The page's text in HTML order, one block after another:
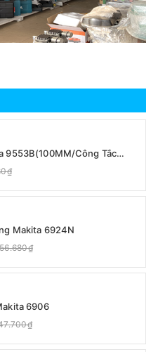
9553B(100MM/Công Tắc
Makita 6924N
6906